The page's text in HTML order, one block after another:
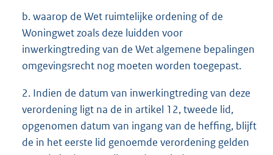
b. waarop de Wet ruimtelijke ordening of de
Woningwet zoals deze luidden voor
inwerkingtreding van de Wet algemene bepalingen
omgevingsrecht nog moeten worden toegepast.
2. Indien de datum van inwerkingtreding van deze
verordening ligt na de in artikel 12, tweede lid,
opgenomen datum van ingang van de heffing, blijft
de in het eerste lid genoemde verordening gelden